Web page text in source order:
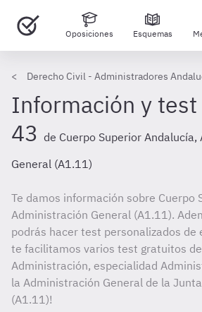
Oposiciones Esquemas
Derecho Civil - Administradores
Información y test
43 de Cuerpo Superior
General (A1.11)
Te damos información sobre Cuerpo
Administración General (A1.11).
podrás hacer test personalizados de
te facilitamos varios test gratuitos
Administración, especialidad
la Administración General de la
(A1.11)!